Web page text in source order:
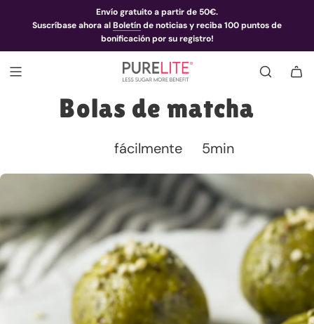
Envío gratuito a partir de 50€.
Suscríbase ahora alBoletínde noticias y reciba 100 puntos de
bonificación por su registro!
Bolas de matcha
fácilmente 5min